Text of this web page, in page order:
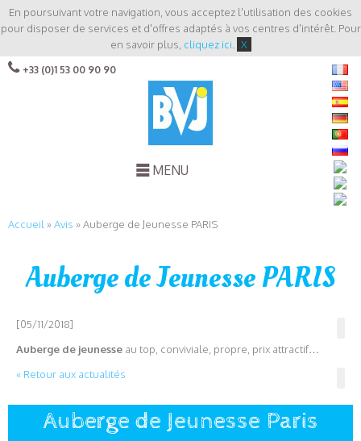
En poursuivant votre navigation, vous acceptez l'utilisation des cookies
pour disposer de services et d'offres adaptés à vos centres d'intérêt. Pour
en savoir plus, cliquez ici X
+33 (0)1 53 00 90 90
MENU
Accueil »Avis »Auberge de Jeunesse PARIS
Auberge de Jeunesse PARIS
[05/11/2018]
Auberge de jeunesse au top, conviviale, propre, prix attractif…
« Retour aux actualités
Auberge de Jeunesse Paris